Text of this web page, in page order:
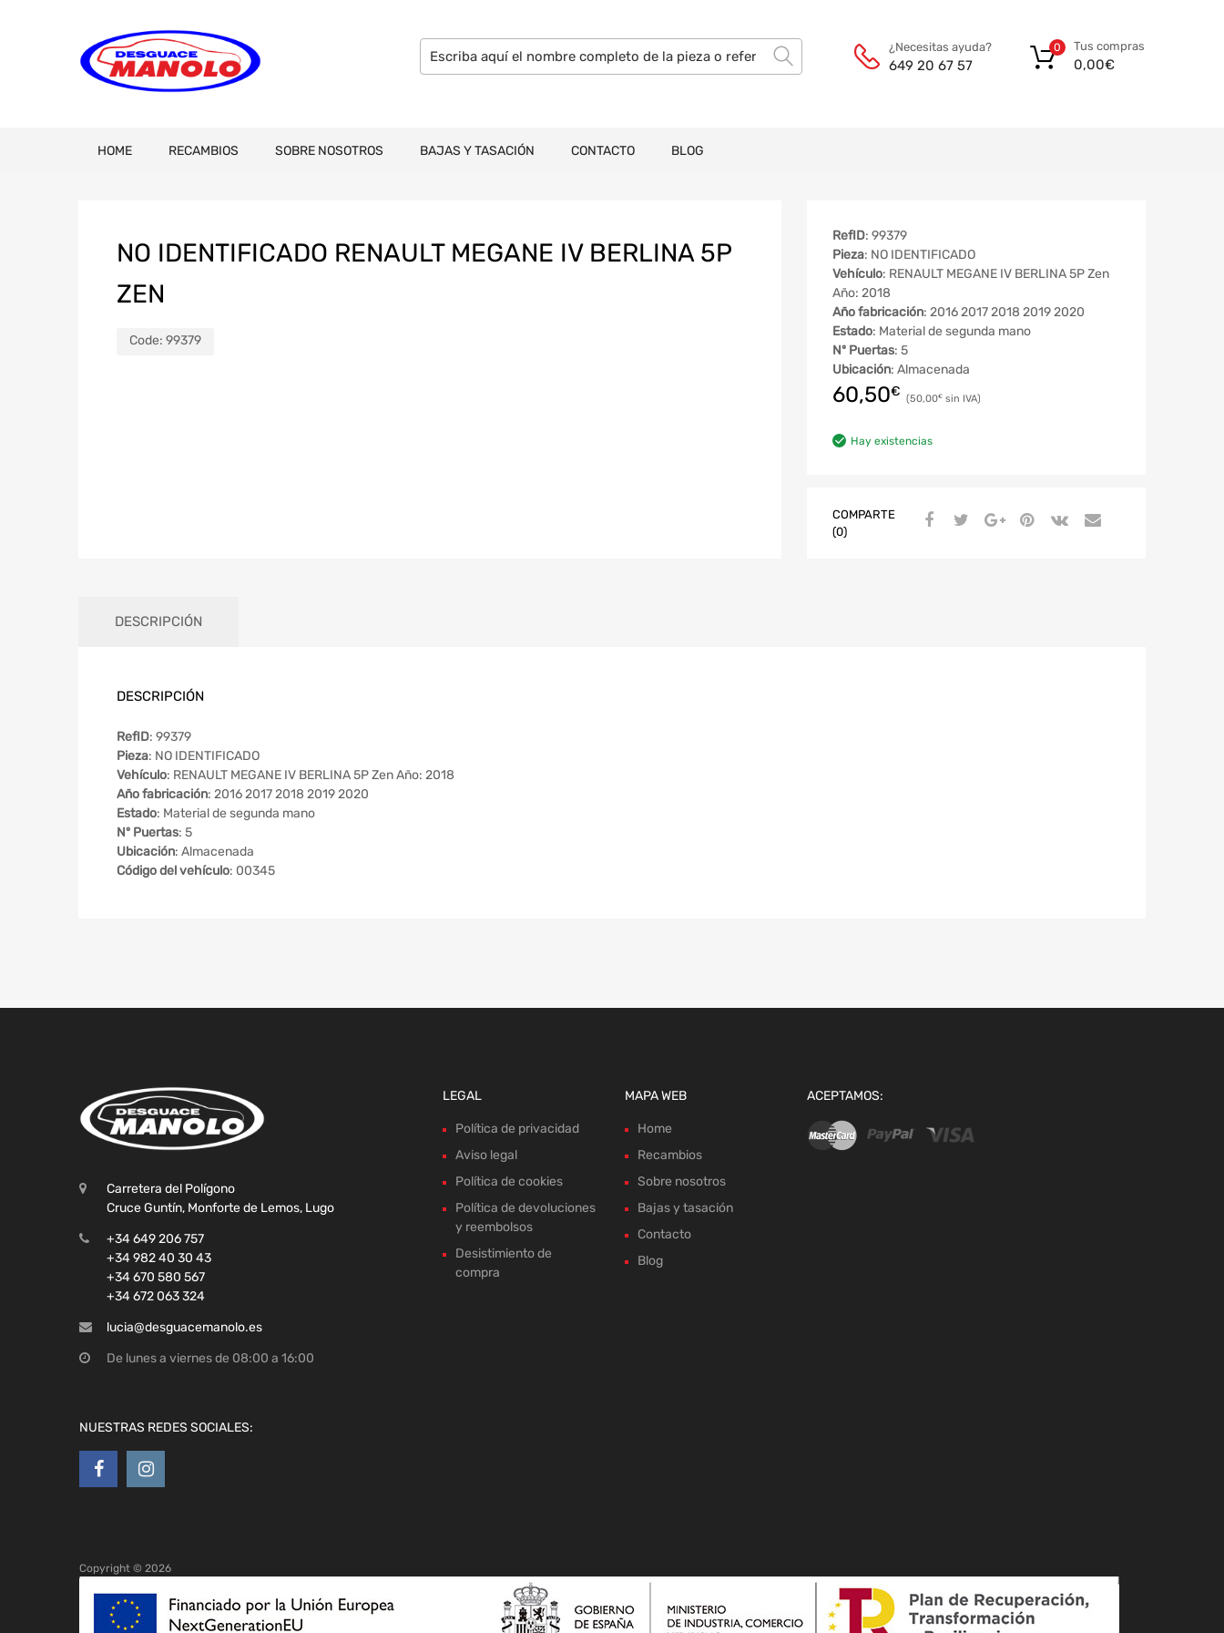
¿Necesitas ayuda?
649 20 67 57
Tus compras
0,00€
0
HOME RECAMBIOS SOBRE NOSOTROS BAJAS Y TASACIÓN CONTACTO BLOG
NO IDENTIFICADO RENAULT MEGANE IV BERLINA 5P
ZEN
Code: 99379
RefID: 99379
Pieza: NO IDENTIFICADO
Vehículo: RENAULT MEGANE IV BERLINA 5P Zen
Año: 2018
Año fabricación: 2016 2017 2018 2019 2020
Estado: Material de segunda mano
Nº Puertas: 5
Ubicación: Almacenada
60,50€ 50,00€
Hay existencias
COMPARTE
(0)
DESCRIPCIÓN
DESCRIPCIÓN
RefID: 99379
Pieza: NO IDENTIFICADO
Vehículo: RENAULT MEGANE IV BERLINA 5P Zen Año: 2018
Año fabricación: 2016 2017 2018 2019 2020
Estado: Material de segunda mano
Nº Puertas: 5
Ubicación: Almacenada
Código del vehículo: 00345
Carretera del Polígono
Cruce Guntín, Monforte de Lemos, Lugo
+34 649 206 757
+34 982 40 30 43
+34 670 580 567
+34 672 063 324
lucia@desguacemanolo.es
De lunes a viernes de 08:00 a 16:00
NUESTRAS REDES SOCIALES:
LEGAL
Política de privacidad
Aviso legal
Política de cookies
Política de devoluciones
y reembolsos
Desistimiento de
compra
MAPA WEB
Home
Recambios
Sobre nosotros
Bajas y tasación
Contacto
Blog
ACEPTAMOS:
Copyright © 2026